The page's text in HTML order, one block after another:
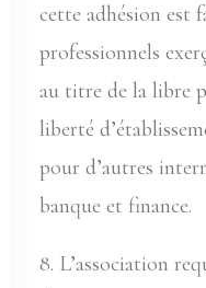
cette adhésion est
professionnels
au titre de la libre
liberté
pour d’autres
banque et finance.
8. L’association